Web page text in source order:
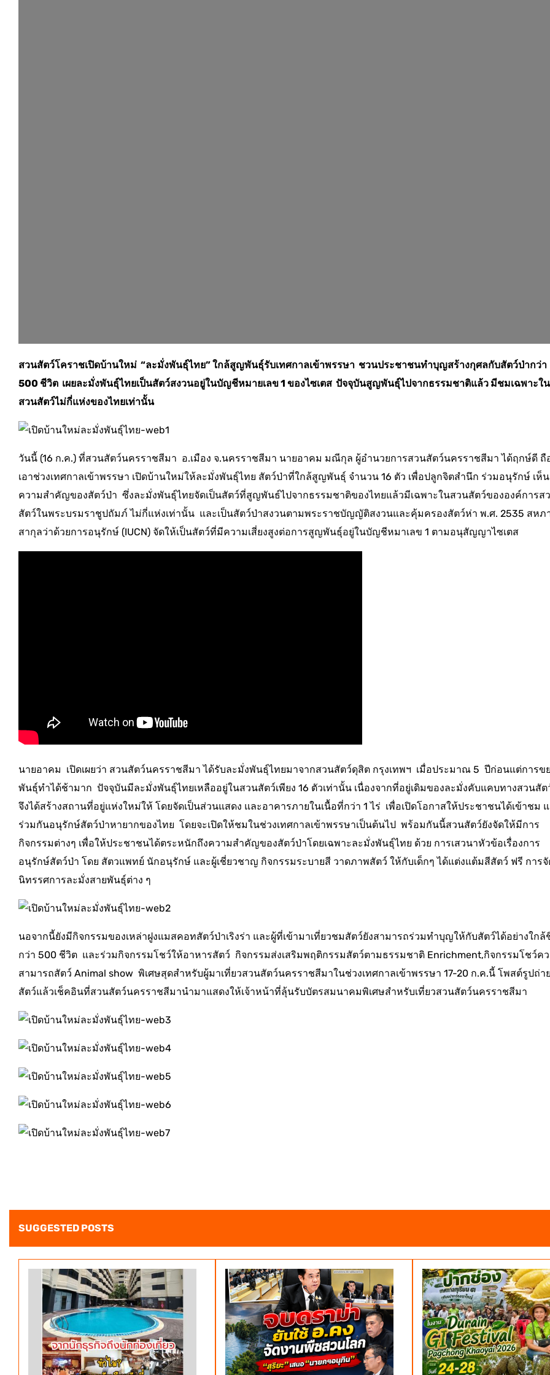
สวนสัตว์โคราชเปิดบ้านใหม่ “ละมั่งพันธุ์ไทย” ใกล้สูญพันธุ์รับเทศกาลเข้าพรรษา ชวนประชาชนทำบุญสร้างกุศลกับสัตว์ป่ากว่า
500 ชีวิต เผยละมั่งพันธุ์ไทยเป็นสัตว์สงวนอยู่ในบัญชีหมายเลข 1 ของไซเตส ปัจจุบันสูญพันธุ์ไปจากธรรมชาติแล้ว มีชมเฉพาะใน
สวนสัตว์ไม่กี่แห่งของไทยเท่านั้น
วันนี้ (16 ก.ค.) ที่สวนสัตว์นครราชสีมา อ.เมือง จ.นครราชสีมา นายอาคม มณีกุล ผู้อำนวยการสวนสัตว์นครราชสีมา ได้ฤกษ์ดี ถื
เอาช่วงเทศกาลเข้าพรรษา เปิดบ้านใหม่ให้ละมั่งพันธุ์ไทย สัตว์ป่าที่ใกล้สูญพันธุ์ จำนวน 16 ตัว เพื่อปลูกจิตสำนึก ร่วมอนุรักษ์ เห็น
ความสำคัญของสัตว์ป่า ซึ่งละมั่งพันธุ์ไทยจัดเป็นสัตว์ที่สูญพันธ์ไปจากธรรมชาติของไทยแล้วมีเฉพาะในสวนสัตว์ขององค์การส
สัตว์ในพระบรมราชูปถัมภ์ ไม่กี่แห่งเท่านั้น และเป็นสัตว์ป่าสงวนตามพระราชบัญญัติสงวนและคุ้มครองสัตว์ห่า พ.ศ. 2535 สหภ
สากุลว่าด้วยการอนุรักษ์ (IUCN) จัดให้เป็นสัตว์ที่มีความเสี่ยงสูงต่อการสูญพันธุ์อยู่ในบัญชีหมาเลข 1 ตามอนุสัญญาไซเตส
นายอาคม เปิดเผยว่า สวนสัตว์นครราชสีมา ได้รับละมั่งพันธุ์ไทยมาจากสวนสัตว์ดุสิต กรุงเทพฯ เมื่อประมาณ 5 ปีก่อนแต่การข
พันธุ์ทำได้ช้ามาก ปัจจุบันมีละมั่งพันธุ์ไทยเหลืออยู่ในสวนสัตว์เพียง 16 ตัวเท่านั้น เนื่องจากที่อยู่เดิมของละมั่งคับแคบทางสวนสัต
จึงได้สร้างสถานที่อยู่แห่งใหม่ให้ โดยจัดเป็นส่วนแสดง และอาคารภายในเนื้อที่กว่า 1 ไร่ เพื่อเปิดโอกาสให้ประชาชนได้เข้าชม
ร่วมกันอนุรักษ์สัตว์ป่าหายากของไทย โดยจะเปิดให้ชมในช่วงเทศกาลเข้าพรรษาเป็นต้นไป พร้อมกันนี้สวนสัตว์ยังจัดให้มีการ
กิจกรรมต่างๆ เพื่อให้ประชาชนได้ตระหนักถึงความสำคัญของสัตว์ป่าโดยเฉพาะละมั่งพันธุ์ไทย ด้วย การเสวนาหัวข้อเรื่องการ
อนุรักษ์สัตว์ป่า โดย สัตวแพทย์ นักอนุรักษ์ และผู้เชี่ยวชาญ กิจกรรมระบายสี วาดภาพสัตว์ ให้กับเด็กๆ ได้แต่งแต้มสีสัตว์ ฟรี การ
นิทรรศการละมั่งสายพันธุ์ต่าง ๆ
นอจากนี้ยังมีกิจกรรมของเหล่าฝูงแมสคอทสัตว์ป่าเริงร่า และผู้ที่เข้ามาเที่ยวชมสัตว์ยังสามารถร่วมทำบุญให้กับสัตว์ได้อย่างใกล้
กว่า 500 ชีวิต และร่วมกิจกรรมโชว์ให้อาหารสัตว์ กิจกรรมส่งเสริมพฤติกรรมสัตว์ตามธรรมชาติ Enrichment,กิจกรรมโชว์ค
สามารถสัตว์ Animal show พิเศษสุดสำหรับผู้มาเที่ยวสวนสัตว์นครราชสีมาในช่วงเทศกาลเข้าพรรษา 17-20 ก.ค.นี้ โพสต์รูปถ่า
สัตว์แล้วเช็คอินที่สวนสัตว์นครราชสีมานำมาแสดงให้เจ้าหน้าที่ลุ้นรับบัตรสมนาคมพิเศษสำหรับเที่ยวสวนสัตว์นครราชสีมา
SUGGESTED POSTS